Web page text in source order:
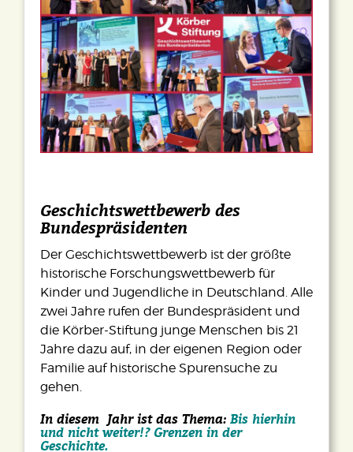
Geschichtswettbewerb des
Bundespräsidenten
Der Geschichtswettbewerb ist der größte
historische Forschungswettbewerb für
Kinder und Jugendliche in Deutschland. Alle
zwei Jahre rufen der Bundespräsident und
die Körber-Stiftung junge Menschen bis 21
Jahre dazu auf, in der eigenen Region oder
Familie auf historische Spurensuche zu
gehen.
In diesem Jahr ist das Thema: Bis hierhin
und nicht weiter!? Grenzen in der
Geschichte.